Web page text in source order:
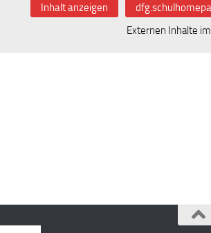
Inhalt anzeigen
Externen Inhalte